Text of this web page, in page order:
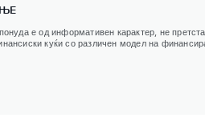
е од информативен карактер, не
куќи со различен модел на